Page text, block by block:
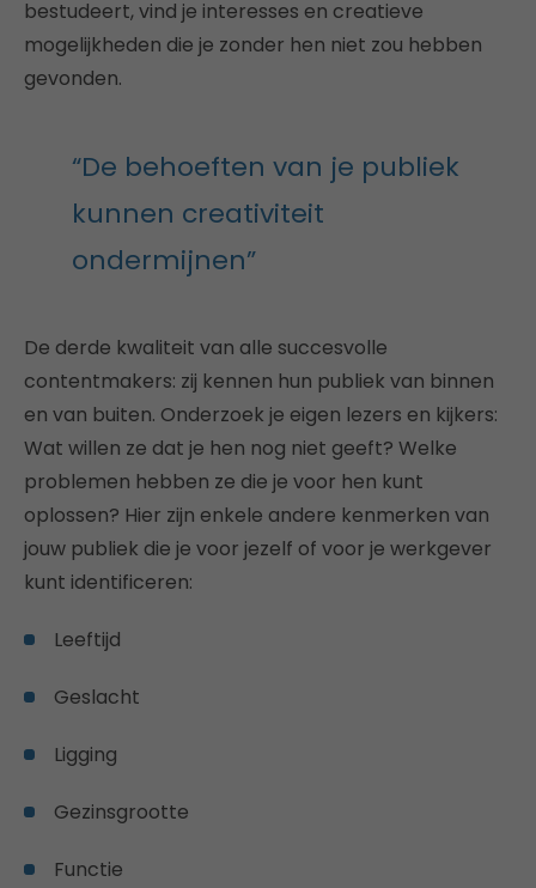
bestudeert, vind je interesses en creatieve
mogelijkheden die je zonder hen niet zou hebben
gevonden.
“De behoeften van je publiek
kunnen creativiteit
ondermijnen”
De derde kwaliteit van alle succesvolle
contentmakers: zij kennen hun publiek van binnen
en van buiten. Onderzoek je eigen lezers en kijkers:
Wat willen ze dat je hen nog niet geeft? Welke
problemen hebben ze die je voor hen kunt
oplossen? Hier zijn enkele andere kenmerken van
jouw publiek die je voor jezelf of voor je werkgever
kunt identificeren:
Leeftijd
Geslacht
Ligging
Gezinsgrootte
Functie